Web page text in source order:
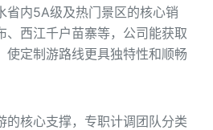
省内5A级及热门景区的核心销
、西江千户苗寨等，公司能获取
使定制游路线更具独特性和顺畅
的核心支撑，专职计调团队分类